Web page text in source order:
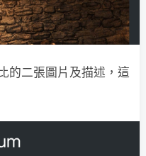
的二張圖片及描述，這